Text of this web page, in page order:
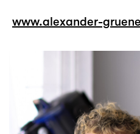
www.alexander-